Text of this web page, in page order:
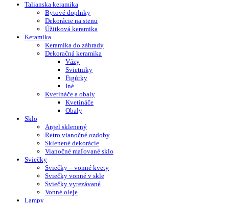
Talianska keramika
Bytové doplnky
Dekorácie na stenu
Úžitková keramika
Keramika
Keramika do záhrady
Dekoračná keramika
Vázy
Svietniky
Figúrky
Iné
Kvetináče a obaly
Kvetináče
Obaly
Sklo
Anjel sklenený
Retro vianočné ozdoby
Sklenené dekorácie
Vianočné maľované sklo
Sviečky
Sviečky – vonné kvety
Sviečky vonné v skle
Sviečky vyrezávané
Vonné oleje
Lampy